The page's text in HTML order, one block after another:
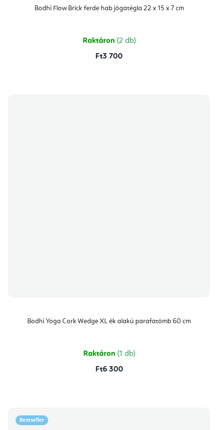
Bodhi Flow Brick ferde hab jógatégla 22 x 15 x 7 cm
átlagos
értékelése
csillag.
Raktáron (2 db)
Ft3 700
Bodhi Yoga Cork Wedge XL ék alakú parafatömb 60 cm
Raktáron (1 db)
Ft6 300
Bestseller